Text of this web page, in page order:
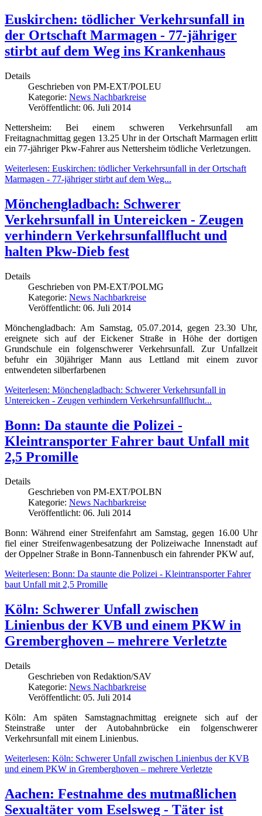
Euskirchen: tödlicher Verkehrsunfall in
der Ortschaft Marmagen - 77-jähriger
stirbt auf dem Weg ins Krankenhaus
Details
Geschrieben von PM-EXT/POLEU
Kategorie: News Nachbarkreise
Veröffentlicht: 06. Juli 2014
Nettersheim: Bei einem schweren Verkehrsunfall am
Freitagnachmittag gegen 13.25 Uhr in der Ortschaft Marmagen erlitt
ein 77-jähriger Pkw-Fahrer aus Nettersheim tödliche Verletzungen.
Weiterlesen: Euskirchen: tödlicher Verkehrsunfall in der Ortschaft
Marmagen - 77-jähriger stirbt auf dem Weg...
Mönchengladbach: Schwerer
Verkehrsunfall in Untereicken - Zeugen
verhindern Verkehrsunfallflucht und
halten Pkw-Dieb fest
Details
Geschrieben von PM-EXT/POLMG
Kategorie: News Nachbarkreise
Veröffentlicht: 06. Juli 2014
Mönchengladbach: Am Samstag, 05.07.2014, gegen 23.30 Uhr,
ereignete sich auf der Eickener Straße in Höhe der dortigen
Grundschule ein folgenschwerer Verkehrsunfall. Zur Unfallzeit
befuhr ein 30jähriger Mann aus Lettland mit einem zuvor
entwendeten silberfarbenen
Weiterlesen: Mönchengladbach: Schwerer Verkehrsunfall in
Untereicken - Zeugen verhindern Verkehrsunfallflucht...
Bonn: Da staunte die Polizei -
Kleintransporter Fahrer baut Unfall mit
2,5 Promille
Details
Geschrieben von PM-EXT/POLBN
Kategorie: News Nachbarkreise
Veröffentlicht: 06. Juli 2014
Bonn: Während einer Streifenfahrt am Samstag, gegen 16.00 Uhr
fiel einer Streifenwagenbesatzung der Polizeiwache Innenstadt auf
der Oppelner Straße in Bonn-Tannenbusch ein fahrender PKW auf,
Weiterlesen: Bonn: Da staunte die Polizei - Kleintransporter Fahrer
baut Unfall mit 2,5 Promille
Köln: Schwerer Unfall zwischen
Linienbus der KVB und einem PKW in
Gremberghoven – mehrere Verletzte
Details
Geschrieben von Redaktion/SAV
Kategorie: News Nachbarkreise
Veröffentlicht: 05. Juli 2014
Köln: Am späten Samstagnachmittag ereignete sich auf der
Steinstraße unter der Autobahnbrücke ein folgenschwerer
Verkehrsunfall mit einem Linienbus.
Weiterlesen: Köln: Schwerer Unfall zwischen Linienbus der KVB
und einem PKW in Gremberghoven – mehrere Verletzte
Aachen: Festnahme des mutmaßlichen
Sexualtäter vom Eselsweg - Täter ist